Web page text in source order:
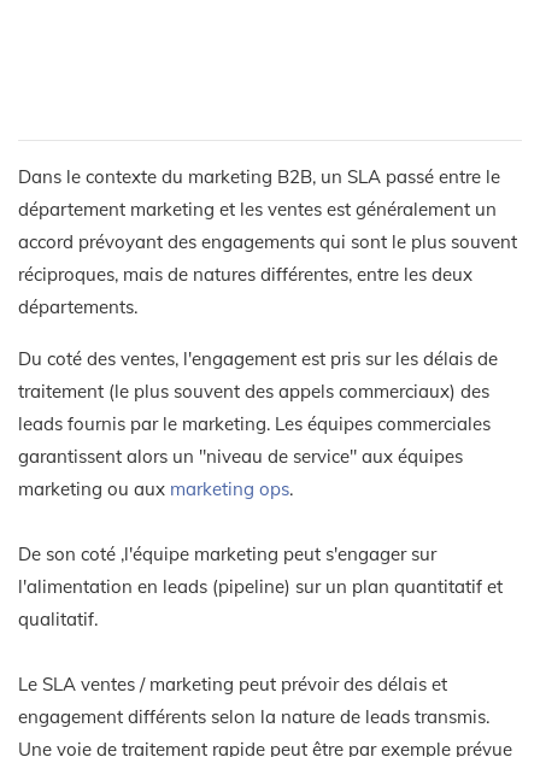
Dans le contexte du marketing B2B, un SLA passé entre le
département marketing et les ventes est généralement un
accord prévoyant des engagements qui sont le plus souvent
réciproques, mais de natures différentes, entre les deux
départements.
Du coté des ventes, l'engagement est pris sur les délais de
traitement (le plus souvent des appels commerciaux) des
leads fournis par le marketing. Les équipes commerciales
garantissent alors un "niveau de service" aux équipes
marketing ou aux marketing ops.
De son coté ,l'équipe marketing peut s'engager sur
l'alimentation en leads (pipeline) sur un plan quantitatif et
qualitatif.
Le SLA ventes / marketing peut prévoir des délais et
engagement différents selon la nature de leads transmis.
Une voie de traitement rapide peut être par exemple prévue